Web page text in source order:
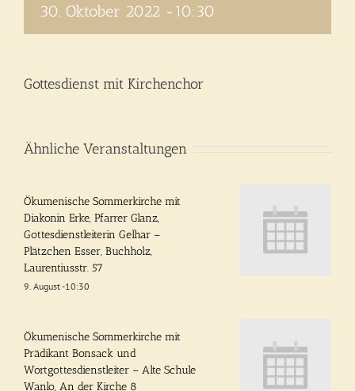
30. Oktober 2022 -10:30
Gottesdienst mit Kirchenchor
Ähnliche Veranstaltungen
Ökumenische Sommerkirche mit
Diakonin Erke, Pfarrer Glanz,
Gottesdienstleiterin Gelhar –
Plätzchen Esser, Buchholz,
Laurentiusstr. 57
9. August -10:30
Ökumenische Sommerkirche mit
Prädikant Bonsack und
Wortgottesdienstleiter – Alte Schule
Wanlo, An der Kirche 8